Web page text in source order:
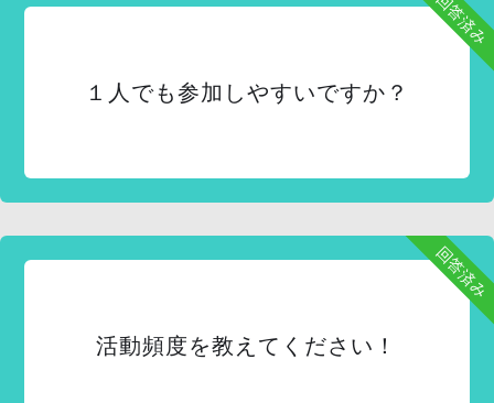
回答済み
１人でも参加しやすいですか？
回答済み
活動頻度を教えてください！